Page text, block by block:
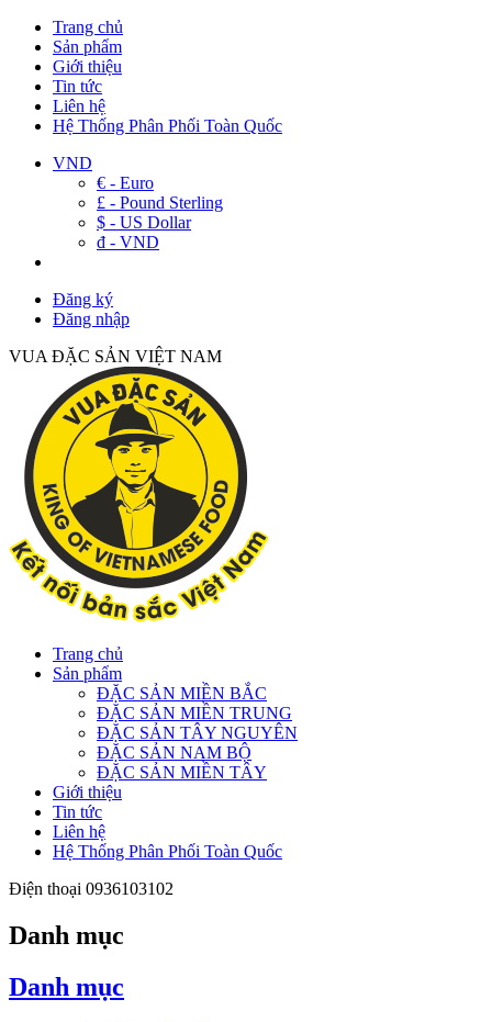
Trang chủ
Sản phẩm
Giới thiệu
Tin tức
Liên hệ
Hệ Thống Phân Phối Toàn Quốc
VND
€ - Euro
£ - Pound Sterling
$ - US Dollar
đ - VND
Đăng ký
Đăng nhập
VUA ĐẶC SẢN VIỆT NAM
Trang chủ
Sản phẩm
ĐẶC SẢN MIỀN BẮC
ĐẶC SẢN MIỀN TRUNG
ĐẶC SẢN TÂY NGUYÊN
ĐẶC SẢN NAM BỘ
ĐẶC SẢN MIỀN TÂY
Giới thiệu
Tin tức
Liên hệ
Hệ Thống Phân Phối Toàn Quốc
Điện thoại 0936103102
Danh mục
Danh mục